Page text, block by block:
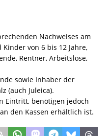
Nachweises am
von 6 bis 12 Jahre,
Rentner, Arbeitslose,
sowie Inhaber der
(auch Juleica).
Eintritt, benötigen jedoch
den Kassen erhältlich ist.